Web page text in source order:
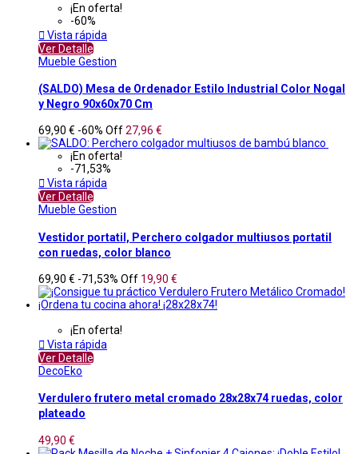
¡En oferta!
-60%
 Vista rápida
Ver Detalle
Mueble Gestion
(SALDO) Mesa de Ordenador Estilo Industrial Color Nogal
y Negro 90x60x70 Cm
69,90 € -60% Off27,96 €
¡En oferta!
-71,53%
 Vista rápida
Ver Detalle
Mueble Gestion
Vestidor portatil, Perchero colgador multiusos portatil
con ruedas, color blanco
69,90 € -71,53% Off 19,90 €
¡En oferta!
 Vista rápida
Ver Detalle
DecoEko
Verdulero frutero metal cromado 28x28x74 ruedas, color
plateado
49,90 €